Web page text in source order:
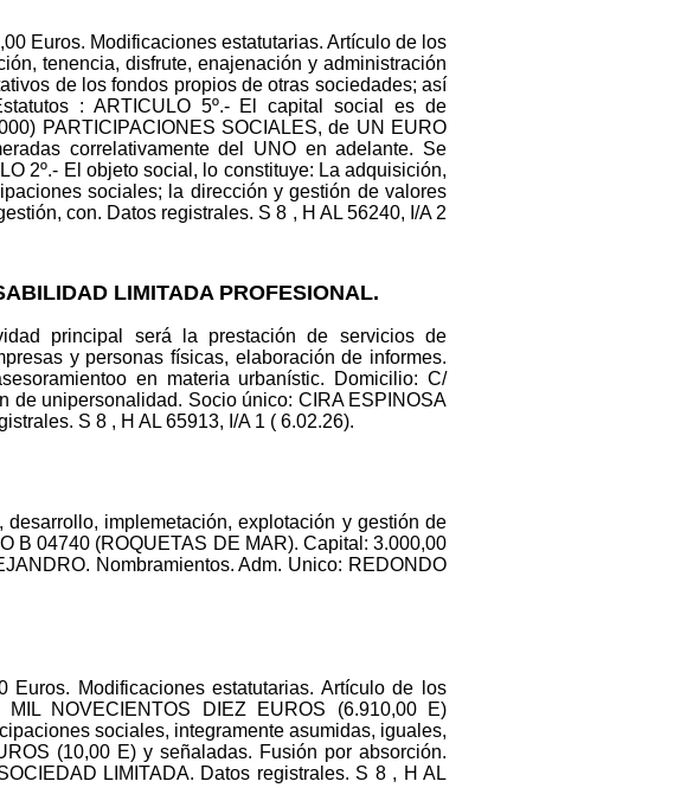
Euros. Modificaciones estatutarias. Artículo de los
tenencia, disfrute, enajenación y administración
de los fondos propios de otras sociedades; así
: ARTICULO 5º.- El capital social es de
PARTICIPACIONES SOCIALES, de UN EURO
correlativamente del UNO en adelante. Se
2º.- El objeto social, lo constituye: La adquisición,
sociales; la dirección y gestión de valores
con. Datos registrales. S 8 , H AL 56240, I/A 2
LIMITADA PROFESIONAL.
principal será la prestación de servicios de
y personas físicas, elaboración de informes.
en materia urbanístic. Domicilio: C/
de unipersonalidad. Socio único: CIRA ESPINOSA
S 8 , H AL 65913, I/A 1 ( 6.02.26).
implemetación, explotación y gestión de
B 04740 (ROQUETAS DE MAR). Capital: 3.000,00
Nombramientos. Adm. Unico: REDONDO
Modificaciones estatutarias. Artículo de los
NOVECIENTOS DIEZ EUROS (6.910,00 E)
sociales, integramente asumidas, iguales,
(10,00 E) y señaladas. Fusión por absorción.
LIMITADA. Datos registrales. S 8 , H AL